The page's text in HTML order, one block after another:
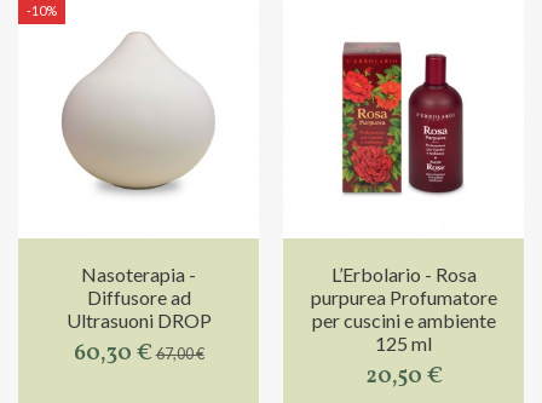
-10%
Nasoterapia -
Diffusore ad
Ultrasuoni DROP
60,30 €67,00 €
L’Erbolario - Rosa
purpurea Profumatore
per cuscini e ambiente
125 ml
20,50 €